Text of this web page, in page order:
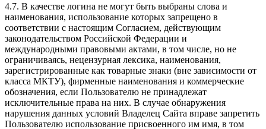
4.7. В качестве логина не могут быть выбраны слова и
наименования, использование которых запрещено в
соответствии с настоящим Согласием, действующим
законодательством Российской Федерации и
международными правовыми актами, в том числе, но не
ограничиваясь, нецензурная лексика, наименования,
зарегистрированные как товарные знаки (вне зависимости от
класса МКТУ), фирменные наименования и коммерческие
обозначения, если Пользователю не принадлежат
исключительные права на них. В случае обнаружения
нарушения данных условий Владелец Сайта вправе запретить
Пользователю использование присвоенного им имя, в том